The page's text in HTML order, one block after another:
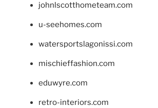
johnlscotthometeam.com
u-seehomes.com
watersportslagonissi.com
mischieffashion.com
eduwyre.com
retro-interiors.com